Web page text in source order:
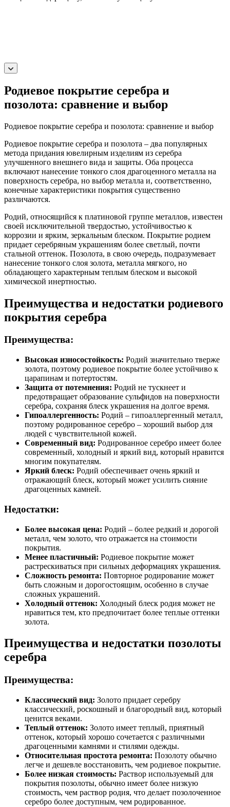
Родиевое покрытие серебра и
позолота: сравнение и выбор
Родиевое покрытие серебра и позолота: сравнение и выбор
Родиевое покрытие серебра и позолота – два популярных
метода придания ювелирным изделиям из серебра
улучшенного внешнего вида и защиты. Оба процесса
включают нанесение тонкого слоя драгоценного металла на
поверхность серебра, но выбор металла и, соответственно,
конечные характеристики покрытия существенно
различаются.
Родий, относящийся к платиновой группе металлов, известен
своей исключительной твердостью, устойчивостью к
коррозии и ярким, зеркальным блеском. Покрытие родием
придает серебряным украшениям более светлый, почти
стальной оттенок. Позолота, в свою очередь, подразумевает
нанесение тонкого слоя золота, металла мягкого, но
обладающего характерным теплым блеском и высокой
химической инертностью.
Преимущества и недостатки родиевого
покрытия серебра
Преимущества:
Высокая износостойкость: Родий значительно тверже
золота, поэтому родиевое покрытие более устойчиво к
царапинам и потертостям.
Защита от потемнения: Родий не тускнеет и
предотвращает образование сульфидов на поверхности
серебра, сохраняя блеск украшения на долгое время.
Гипоаллергенность: Родий – гипоаллергенный металл,
поэтому родированное серебро – хороший выбор для
людей с чувствительной кожей.
Современный вид: Родированное серебро имеет более
современный, холодный и яркий вид, который нравится
многим покупателям.
Яркий блеск: Родий обеспечивает очень яркий и
отражающий блеск, который может усилить сияние
драгоценных камней.
Недостатки:
Более высокая цена: Родий – более редкий и дорогой
металл, чем золото, что отражается на стоимости
покрытия.
Менее пластичный: Родиевое покрытие может
растрескиваться при сильных деформациях украшения.
Сложность ремонта: Повторное родирование может
быть сложным и дорогостоящим, особенно в случае
сложных украшений.
Холодный оттенок: Холодный блеск родия может не
нравиться тем, кто предпочитает более теплые оттенки
золота.
Преимущества и недостатки позолоты
серебра
Преимущества:
Классический вид: Золото придает серебру
классический, роскошный и благородный вид, который
ценится веками.
Теплый оттенок: Золото имеет теплый, приятный
оттенок, который хорошо сочетается с различными
драгоценными камнями и стилями одежды.
Относительная простота ремонта: Позолоту обычно
легче и дешевле восстановить, чем родиевое покрытие.
Более низкая стоимость: Раствор используемый для
покрытия позолоты, обычно имеет более низкую
стоимость, чем раствор родия, что делает позолоченное
серебро более доступным, чем родированное.